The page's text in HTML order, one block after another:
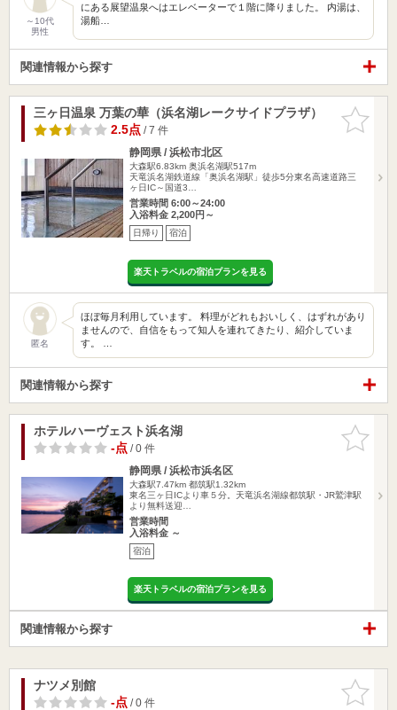
～10代
男性
にある展望温泉へはエレベーターで１階に降りました。 内湯は、
湯船…
関連情報から探す
お気に入
りに追加
三ヶ日温泉 万葉の華（浜名湖レークサイドプラザ）
2.5点/ 7 件
静岡県 / 浜松市北区
大森駅6.83km 奥浜名湖駅517m
天竜浜名湖鉄道線「奥浜名湖駅」徒歩5分東名高速道路三
ヶ日IC～国道3…
営業時間 6:00～24:00
入浴料金 2,200円～
日帰り 宿泊
楽天トラベルの宿泊プランを見る
匿名
ほぼ毎月利用しています。 料理がどれもおいしく、はずれがあり
ませんので、自信をもって知人を連れてきたり、紹介していま
す。 …
関連情報から探す
お気に入
りに追加
ホテルハーヴェスト浜名湖
-点/ 0 件
静岡県 / 浜松市浜名区
大森駅7.47km 都筑駅1.32km
東名三ヶ日ICより車５分。天竜浜名湖線都筑駅・JR鷲津駅
より無料送迎…
営業時間
入浴料金 ～
宿泊
楽天トラベルの宿泊プランを見る
関連情報から探す
お気に入
りに追加
ナツメ別館
-点/ 0 件